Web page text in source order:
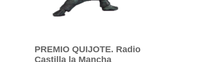
PREMIO QUIJOTE. Radio
Castilla la Mancha